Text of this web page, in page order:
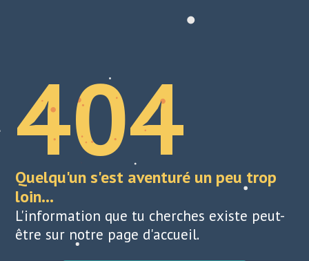
404
Quelqu'un s'est aventuré un peu trop
loin...
L'information que tu cherches existe peut-
être sur notre page d'accueil.